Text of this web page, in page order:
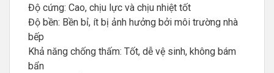
Độ cứng: Cao, chịu lực và chịu nhiệt tốt
Độ bền: Bền bỉ, ít bị ảnh hưởng bởi môi trường nhà
bếp
Khả năng chống thấm: Tốt, dễ vệ sinh, không bám
bẩn